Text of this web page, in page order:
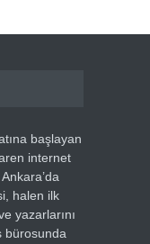
başlayan
internet
halen ilk
yazarlarını
bürosunda